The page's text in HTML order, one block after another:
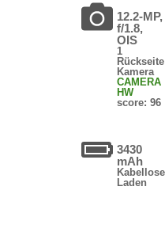
12.2-MP,
f/1.8,
OIS
1
Rückseite
Kamera
CAMERA
HW
score: 96
3430
mAh
Laden